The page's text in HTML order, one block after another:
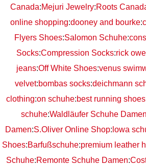
Canada:Mejuri Jewelry:Roots
online shopping:dooney and bourke:
Flyers Shoes:Salomon Schuhe:
Socks:Compression Socks:rick
jeans:Off White Shoes:venus
velvet:bombas socks:deichmann
clothing:on schuhe:best running shoes
schuhe:Waldläufer Schuhe Damen
Damen:S.Oliver Online Shop: lowa
Shoes:Barfußschuhe:premium leather
Schuhe:Remonte Schuhe Damen: